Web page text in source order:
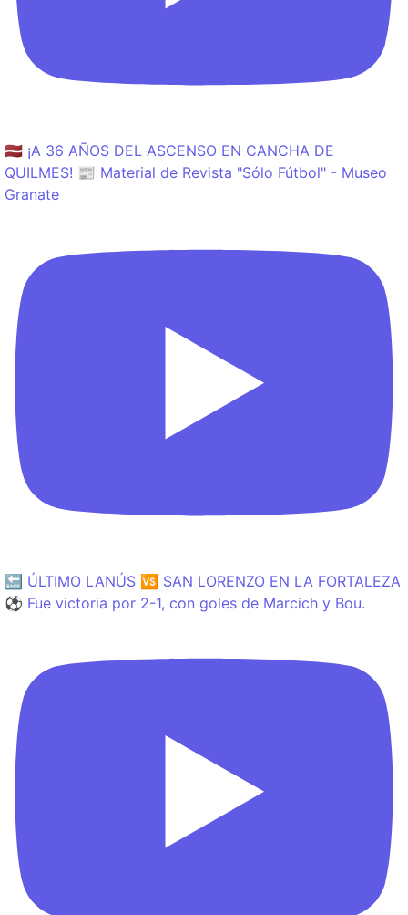
🇱🇻 ¡A 36 AÑOS DEL ASCENSO EN CANCHA DE
QUILMES! 📰 Material de Revista "Sólo Fútbol" - Museo
Granate
🔙 ÚLTIMO LANÚS 🆚 SAN LORENZO EN LA FORTALEZA
⚽️ Fue victoria por 2-1, con goles de Marcich y Bou.